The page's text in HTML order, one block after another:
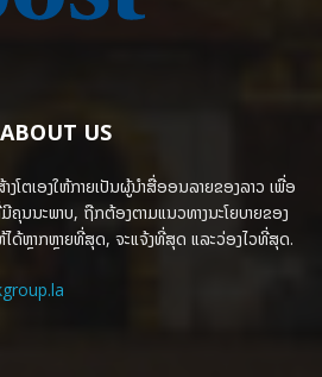
ABOUT US
ໂຕເອງໃຫ້ກາຍເປັນຜູ້ນຳສື່ອອນລາຍຂອງລາວ ເພື່ອ
ຄຸນນະພາບ, ຖືກຕ້ອງຕາມແນວທາງນະໂຍບາຍຂອງ
ດ້ຫຼາກຫຼາຍທີ່ສຸດ, ຈະແຈ້ງທີ່ສຸດ ແລະວ່ອງໄວທີ່ສຸດ.